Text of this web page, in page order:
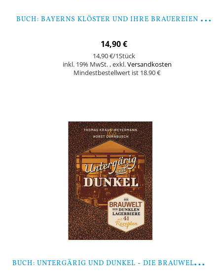
B
UCH: BAYERNS KLÖSTER UND IHRE BRAUEREIEN (VON LIEBE, UHL)
14,90 €
14,90 €/1Stück
inkl. 19% MwSt. ,exkl.Versandkosten
Mindestbestellwert ist 18.90 €
B
UCH: UNTERGÄRIG UND DUNKEL - DIE BRAUWELT DER DUNKLEN LAGERBIERE MIT 41 REZEPTEN (VON DORNBUSCH, KRAUS-WEYERMANN)